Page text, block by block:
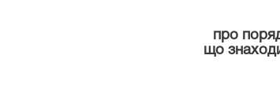
про
що